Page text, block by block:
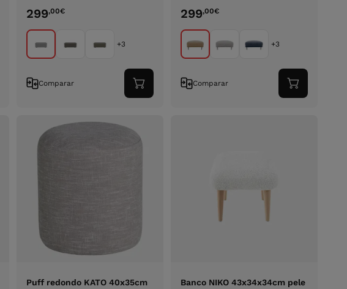
299,00€
+3
Comparar
Adicionar
ao
299,00€
+3
Comparar
Adicionar
ao
Puff redondo KATO 40x35cm
Banco NIKO 43x34x34cm pele